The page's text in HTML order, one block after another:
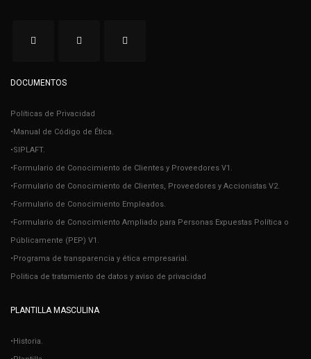
DOCUMENTOS
Políticas de Privacidad
•Manual de Código de Ética.
•SIPLAFT.
•Formulario de Conocimiento de Clientes y Proveedores V1.
•Formulario de Conocimiento de Clientes, Proveedores y Accionistas V2.
•Formulario de Conocimiento Empleados.
•Formulario de Conocimiento Ampliado para Personas Expuestas Política o
Públicamente (PEP) V1.
•Programa de transparencia y ética empresarial.
Politica de tratamiento de datos y aviso de privacidad
PLANTILLA MASCULINA
•Historia.